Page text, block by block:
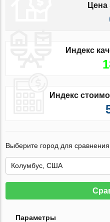
Цена
Индекс
Индекс
Выберите город для сравнения
Параметры